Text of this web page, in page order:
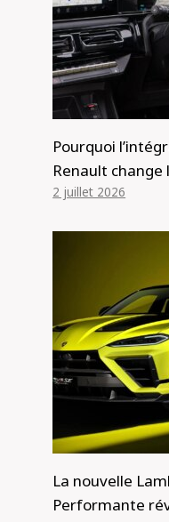
Pourquoi
Renault change
2 juillet 2026
La nouvelle
Performante